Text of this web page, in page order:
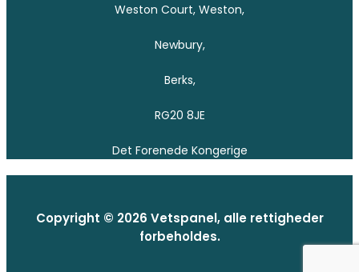
Weston Court, Weston,
Newbury,
Berks,
RG20 8JE
Det Forenede Kongerige
Copyright © 2026 Vetspanel, alle rettigheder
forbeholdes.